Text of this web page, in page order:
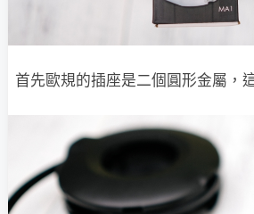
首先歐規的插座是二個圓形金屬，